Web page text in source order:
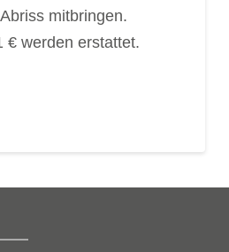
mitbringen.
€ werden erstattet.